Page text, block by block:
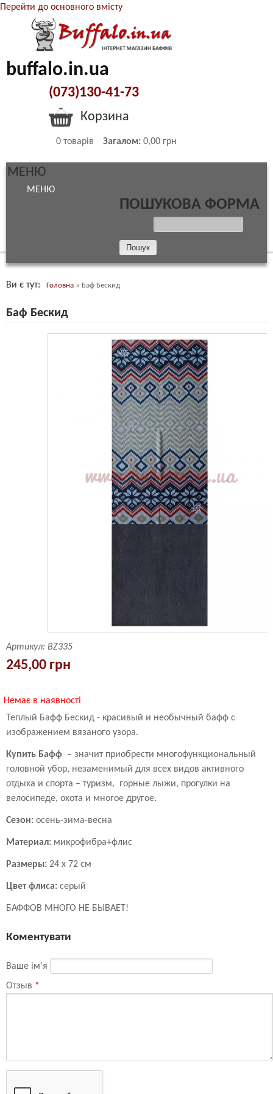
Перейти до основного вмісту
buffalo.in.ua
(073)130-41-73
Корзина
0 товарів Загалом: 0,00 грн
МЕНЮ
МЕНЮ
ПОШУКОВА ФОРМА
Ви є тут Головна » Баф Бескид
Баф Бескид
Артикул: BZ335
245,00 грн
Немає в наявності
Теплый Бафф Бескид - красивый и необычный бафф с
изображением вязаного узора.
Купить Бафф – значит приобрести многофункциональный
головной убор, незаменимый для всех видов активного
отдыха и спорта – туризм, горные лыжи, прогулки на
велосипеде, охота и многое другое.
Сезон: осень-зима-весна
Материал: микрофибра+флис
Размеры: 24 х 72 см
Цвет флиса: серый
БАФФОВ МНОГО НЕ БЫВАЕТ!
Коментувати
Ваше ім'я
Отзыв *